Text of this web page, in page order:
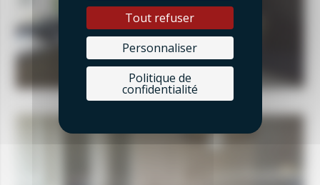
Tout refuser
Personnaliser
Politique de
confidentialité